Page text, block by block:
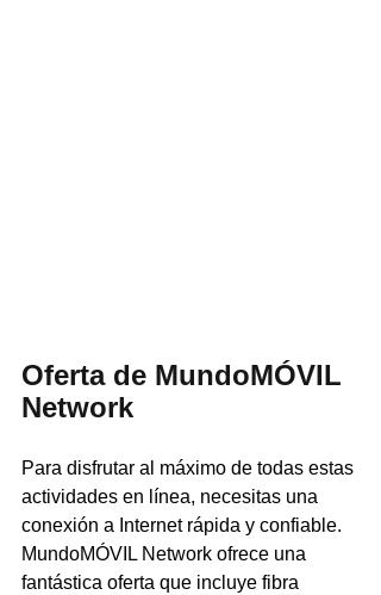
Oferta de MundoMÓVIL
Network
Para disfrutar al máximo de todas estas
actividades en línea, necesitas una
conexión a Internet rápida y confiable.
MundoMÓVIL Network ofrece una
fantástica oferta que incluye fibra